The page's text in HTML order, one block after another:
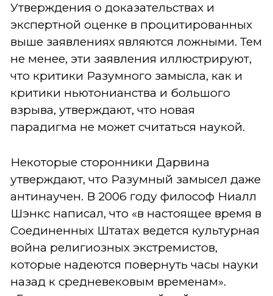
Утверждения о доказательствах и
экспертной оценке в процитированных
выше заявлениях являются ложными. Тем
не менее, эти заявления иллюстрируют,
что критики Разумного замысла, как и
критики ньютонианства и большого
взрыва, утверждают, что новая
парадигма не может считаться наукой.
Некоторые сторонники Дарвина
утверждают, что Разумный замысел даже
антинаучен. В 2006 году философ Ниалл
Шэнкс написал, что «в настоящее время в
Соединенных Штатах ведется культурная
война религиозных экстремистов,
которые надеются повернуть часы науки
назад к средневековым временам».